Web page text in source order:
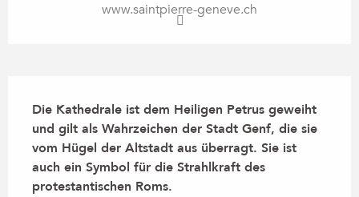
www.saintpierre-geneve.ch
Die Kathedrale ist dem Heiligen Petrus geweiht
und gilt als Wahrzeichen der Stadt Genf, die sie
vom Hügel der Altstadt aus überragt. Sie ist
auch ein Symbol für die Strahlkraft des
protestantischen Roms.